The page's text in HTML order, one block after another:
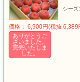
シーズ
価格： 6,900円(税抜 6,389
ありがとうご
ざいました。
完売いたしま
した。